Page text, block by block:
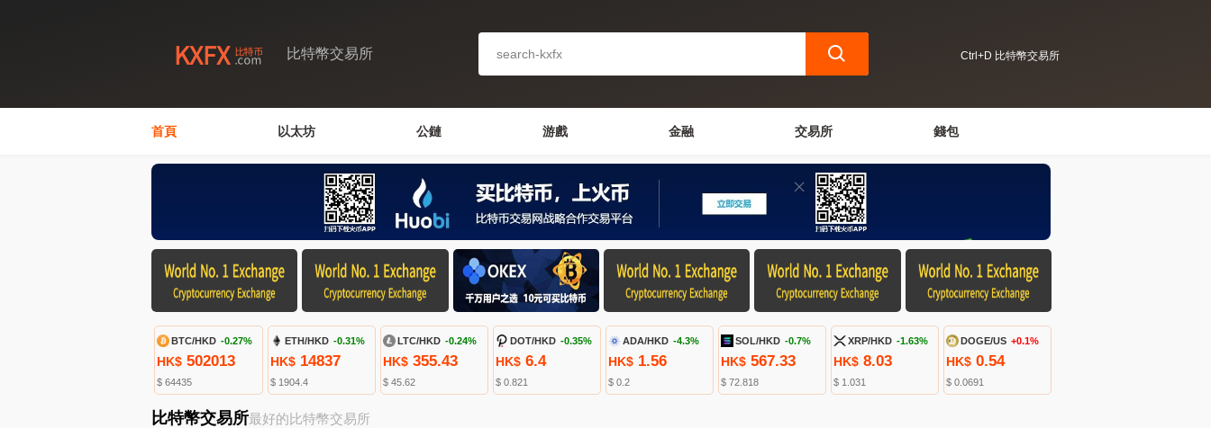
比特幣交易所 Ctrl+D 比特幣交易所
首頁 以太坊 公鏈 游戲 金融 交易所 錢包
BTC/HKD -0.27%
HK$ 502013
$ 64435
ETH/HKD -0.31%
HK$14837
$ 1904.4
LTC/HKD -0.24%
HK$355.43
$ 45.62
DOT/HKD -0.35%
HK$6.4
$ 0.821
ADA/HKD -4.3%
HK$1.56
$ 0.2
SOL/HKD -0.7%
HK$ 567.33
$ 72.818
XRP/HKD -1.63%
HK$ 8.03
$ 1.031
DOGE/US +0.1%
HK$ 0.54
$ 0.0691
比特幣交易所最好的比特幣交易所